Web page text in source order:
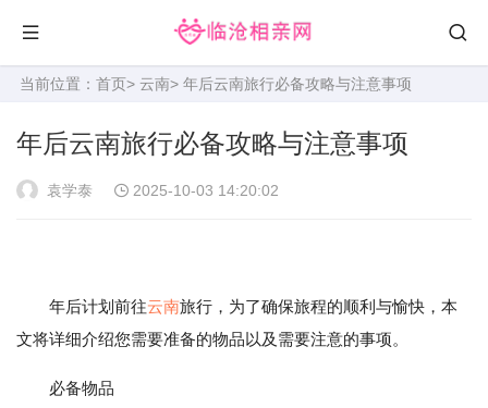
当前位置： 首页> 云南> 年后云南旅行必备攻略与注意事项
年后云南旅行必备攻略与注意事项
袁学泰 2025-10-03 14:20:02
年后计划前往云南旅行，为了确保旅程的顺利与愉快，本
文将详细介绍您需要准备的物品以及需要注意的事项。
必备物品